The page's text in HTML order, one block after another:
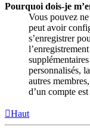
Pourquoi dois-je
Vous pouvez
peut avoir
s’enregistrer
personnalisés,
autres
d’un compte
Haut